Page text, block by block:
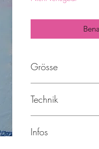
Grösse
Technik
Infos